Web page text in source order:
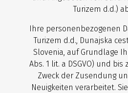
Turizem d.d.)
Ihre personenbezogenen
Turizem d.d., Dunajska
Slovenia, auf Grundlage
Abs. 1 lit. a DSGVO) und
Zweck der Zusendung
Neuigkeiten verarbeitet.